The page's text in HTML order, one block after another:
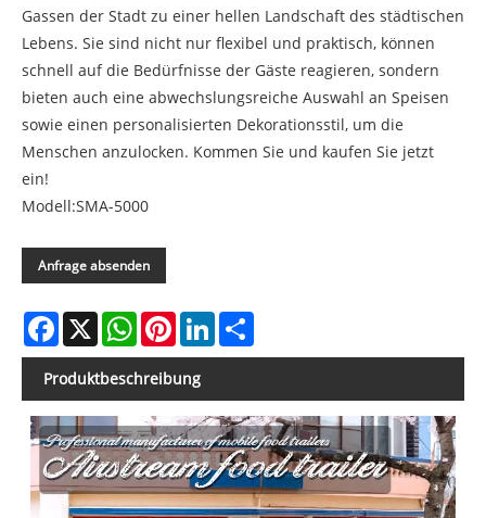
Gassen der Stadt zu einer hellen Landschaft des städtischen
Lebens. Sie sind nicht nur flexibel und praktisch, können
schnell auf die Bedürfnisse der Gäste reagieren, sondern
bieten auch eine abwechslungsreiche Auswahl an Speisen
sowie einen personalisierten Dekorationsstil, um die
Menschen anzulocken. Kommen Sie und kaufen Sie jetzt
ein!
Modell:SMA-5000
Anfrage absenden
Facebook
X WhatsAppPinterestLinkedIn
Produktbeschreibung